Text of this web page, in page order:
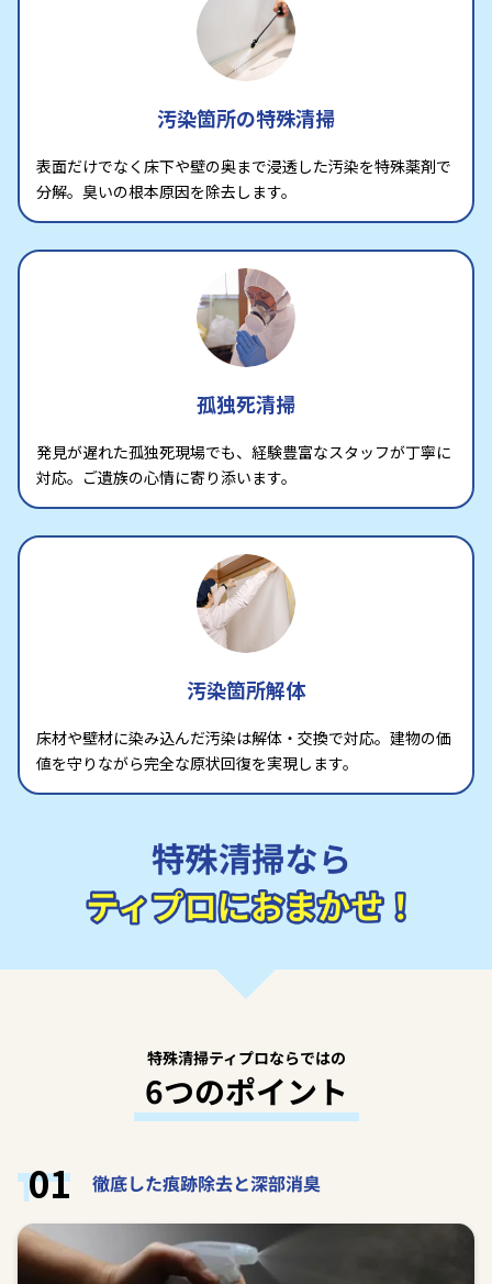
汚染箇所の特殊清掃
表面だけでなく床下や壁の奥まで浸透した汚染を特殊薬剤で
分解。臭いの根本原因を除去します。
孤独死清掃
発見が遅れた孤独死現場でも、経験豊富なスタッフが丁寧に
対応。ご遺族の心情に寄り添います。
汚染箇所解体
床材や壁材に染み込んだ汚染は解体・交換で対応。建物の価
値を守りながら完全な原状回復を実現します。
特殊清掃ティプロならではの
6つのポイント
01 徹底した痕跡除去と深部消臭